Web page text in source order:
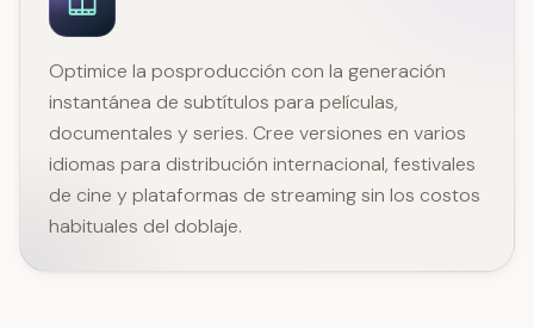
Optimice la posproducción con la generación
instantánea de subtítulos para películas,
documentales y series. Cree versiones en varios
idiomas para distribución internacional, festivales
de cine y plataformas de streaming sin los costos
habituales del doblaje.